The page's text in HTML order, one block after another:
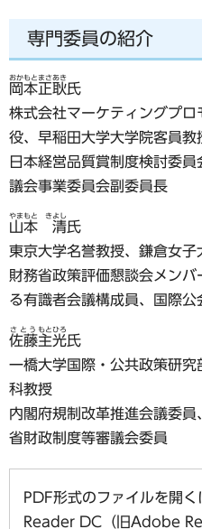
専門委員の紹介
岡本正耿
おかもとまさあき
氏
株式会社マーケティングプ
役、早稲田大学大学院客員教
日本経営品質賞制度検討委
議会事業委員会副委員長
山本 清
やまもと きよし
氏
東京大学名誉教授、鎌倉女子
財務省政策評価懇談会メン
る有識者会議構成員、国際公
佐藤
さとう
主光
もとひろ
氏
一橋大学国際・公共政策研
科教授
内閣府規制改革推進会議委
省財政制度等審議会委員
PDF形式のファイルを開
Reader DC（旧Adobe